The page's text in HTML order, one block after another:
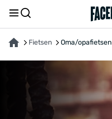
Fietsen Oma/opafietsen